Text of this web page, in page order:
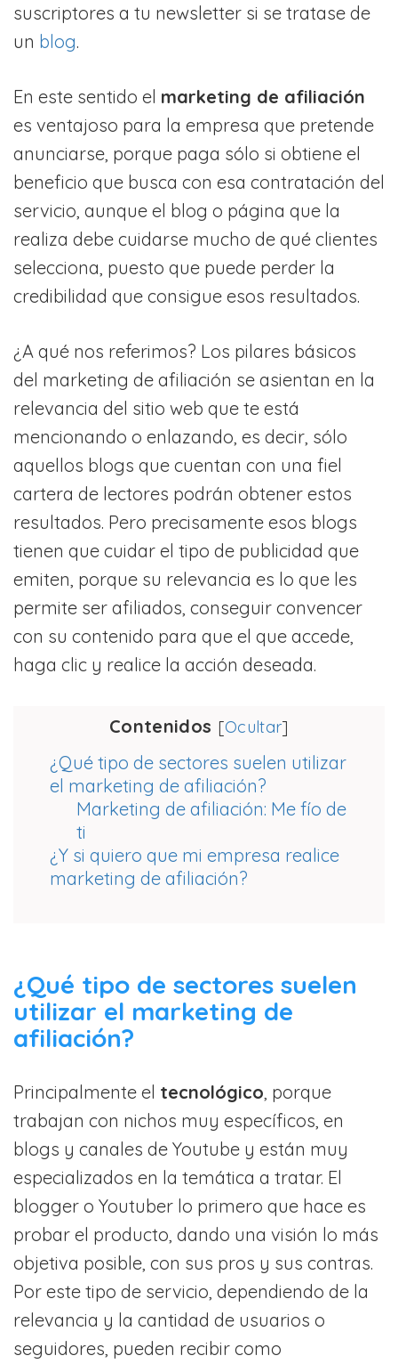
suscriptores a tu newsletter si se tratase de
un blog.
En este sentido el marketing de afiliación
es ventajoso para la empresa que pretende
anunciarse, porque paga sólo si obtiene el
beneficio que busca con esa contratación del
servicio, aunque el blog o página que la
realiza debe cuidarse mucho de qué clientes
selecciona, puesto que puede perder la
credibilidad que consigue esos resultados.
¿A qué nos referimos? Los pilares básicos
del marketing de afiliación se asientan en la
relevancia del sitio web que te está
mencionando o enlazando, es decir, sólo
aquellos blogs que cuentan con una fiel
cartera de lectores podrán obtener estos
resultados. Pero precisamente esos blogs
tienen que cuidar el tipo de publicidad que
emiten, porque su relevancia es lo que les
permite ser afiliados, conseguir convencer
con su contenido para que el que accede,
haga clic y realice la acción deseada.
Contenidos [Ocultar]
¿Qué tipo de sectores suelen utilizar
el marketing de afiliación?
Marketing de afiliación: Me fío de
ti
¿Y si quiero que mi empresa realice
marketing de afiliación?
¿Qué tipo de sectores suelen
utilizar el marketing de
afiliación?
Principalmente el tecnológico , porque
trabajan con nichos muy específicos, en
blogs y canales de Youtube y están muy
especializados en la temática a tratar. El
blogger o Youtuber lo primero que hace es
probar el producto, dando una visión lo más
objetiva posible, con sus pros y sus contras.
Por este tipo de servicio, dependiendo de la
relevancia y la cantidad de usuarios o
seguidores, pueden recibir como